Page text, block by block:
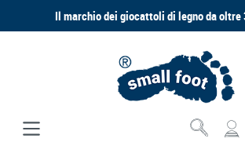
principaleIl marchio dei giocattoli di legno da oltre